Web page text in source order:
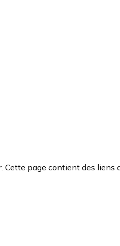
page contient des